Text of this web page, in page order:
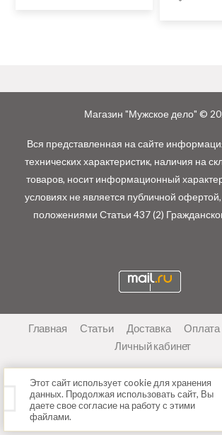
Магазин "Мужское дело" ©
Вся представленная на сайте
технических характеристик, наличия на
товаров, носит информационный
условиях не является публичной
положениями Статьи 437 (2)
Главная Статьи Доставка Оплата
Личный кабинет
Этот сайт использует cookie для хранения
данных. Продолжая использовать сайт, Вы
даете свое согласие на работу с этими
файлами.